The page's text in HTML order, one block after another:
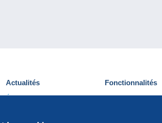
Actualités
Événements Delcampe
Fonctionnalités
Nouveautés